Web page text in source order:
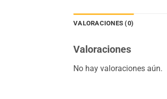
VALORACIONES (0)
Valoraciones
No hay valoraciones aún.